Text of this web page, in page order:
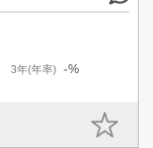
3年(年率) -%